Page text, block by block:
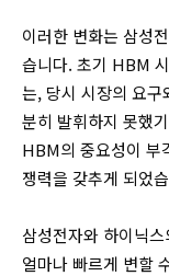
이러한 변화는 삼성
습니다. 초기 HBM
는, 당시 시장의 요
분히 발휘하지 못했
HBM의 중요성이 부
쟁력을 갖추게 되었
삼성전자와 하이닉
얼마나 빠르게 변할